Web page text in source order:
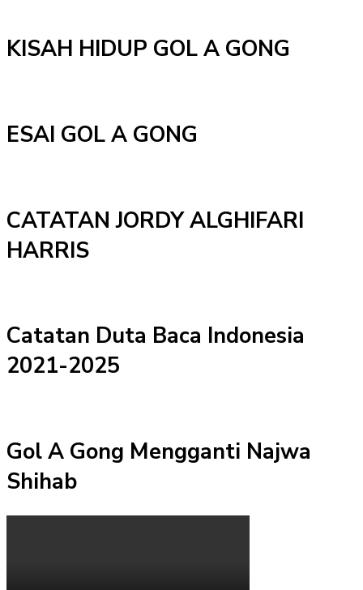
KISAH HIDUP GOL A GONG
ESAI GOL A GONG
CATATAN JORDY ALGHIFARI
HARRIS
Catatan Duta Baca Indonesia
2021-2025
Gol A Gong Mengganti Najwa
Shihab